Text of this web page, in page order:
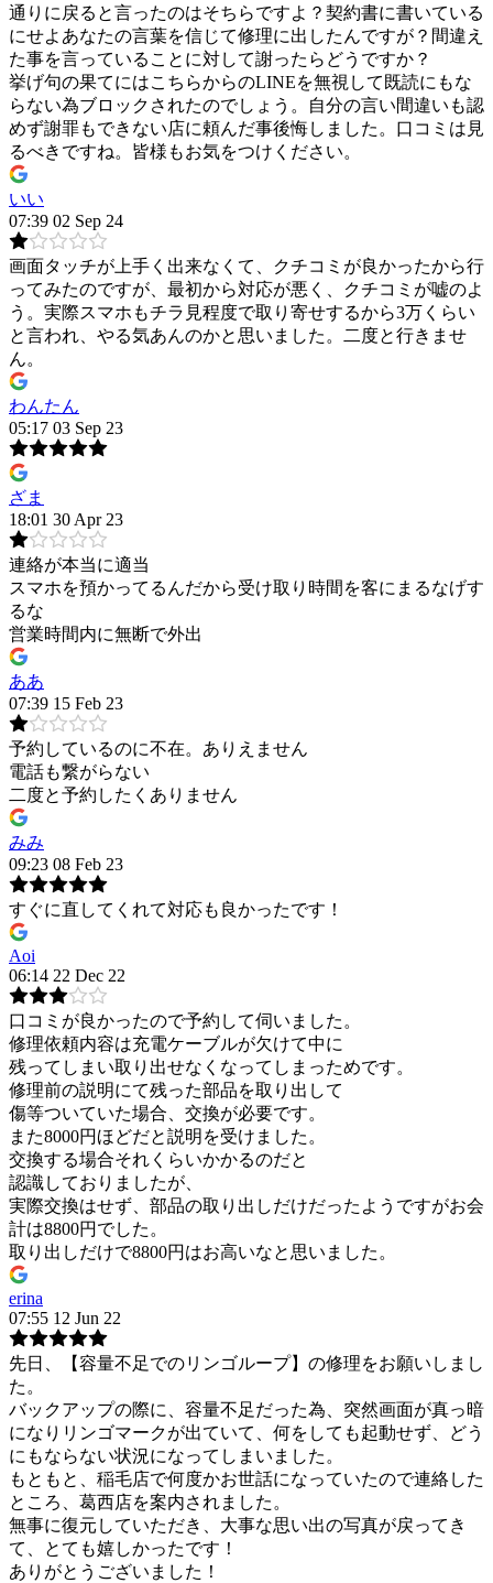
通りに戻ると言ったのはそちらですよ？契約書に書いている
にせよあなたの言葉を信じて修理に出したんですが？間違え
た事を言っていることに対して謝ったらどうですか？
挙げ句の果てにはこちらからのLINEを無視して既読にもな
らない為ブロックされたのでしょう。自分の言い間違いも認
めず謝罪もできない店に頼んだ事後悔しました。口コミは見
るべきですね。皆様もお気をつけください。
いい
07:39 02 Sep 24
画面タッチが上手く出来なくて、クチコミが良かったから行
ってみたのですが、最初から対応が悪く、クチコミが嘘のよ
う。実際スマホもチラ見程度で取り寄せするから3万くらい
と言われ、やる気あんのかと思いました。二度と行きませ
ん。
わんたん
05:17 03 Sep 23
ざま
18:01 30 Apr 23
連絡が本当に適当
スマホを預かってるんだから受け取り時間を客にまるなげす
るな
営業時間内に無断で外出
ああ
07:39 15 Feb 23
予約しているのに不在。ありえません
電話も繋がらない
二度と予約したくありません
みみ
09:23 08 Feb 23
すぐに直してくれて対応も良かったです！
Aoi
06:14 22 Dec 22
口コミが良かったので予約して伺いました。
修理依頼内容は充電ケーブルが欠けて中に
残ってしまい取り出せなくなってしまっためです。
修理前の説明にて残った部品を取り出して
傷等ついていた場合、交換が必要です。
また8000円ほどだと説明を受けました。
交換する場合それくらいかかるのだと
認識しておりましたが、
実際交換はせず、部品の取り出しだけだったようですがお会
計は8800円でした。
取り出しだけで8800円はお高いなと思いました。
erina
07:55 12 Jun 22
先日、【容量不足でのリンゴループ】の修理をお願いしまし
た。
バックアップの際に、容量不足だった為、突然画面が真っ暗
になりリンゴマークが出ていて、何をしても起動せず、どう
にもならない状況になってしまいました。
もともと、稲毛店で何度かお世話になっていたので連絡した
ところ、葛西店を案内されました。
無事に復元していただき、大事な思い出の写真が戻ってき
て、とても嬉しかったです！
ありがとうございました！